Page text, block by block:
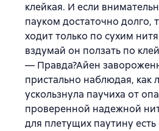
клейкая. И если
пауком достаточно долго,
ходит только по сухим
вздумай он ползать по
— Правда?Айен
пристально наблюдая, как
ускользнула паучиха от
проверенной надежной
для плетущих паутину